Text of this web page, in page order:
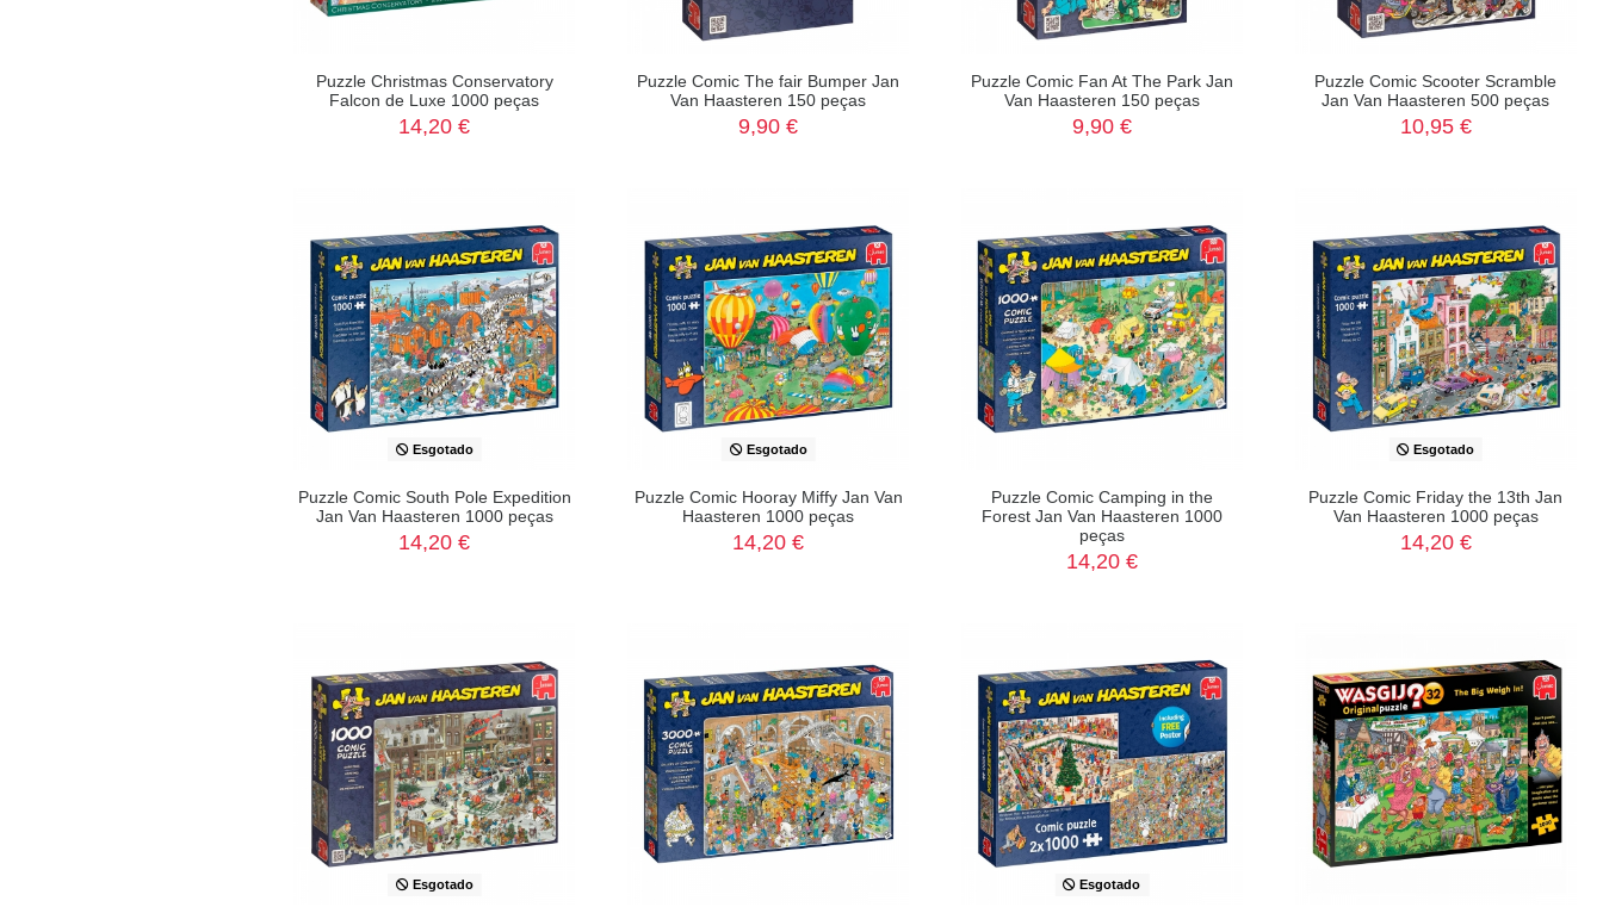
Puzzle Christmas Conservatory
Falcon de Luxe 1000 peças
14,20 €
Puzzle Comic The fair Bumper Jan
Van Haasteren 150 peças
9,90 €
Puzzle Comic Fan At The Park Jan
Van Haasteren 150 peças
9,90 €
Puzzle Comic Scooter Scramble
Jan Van Haasteren 500 peças
10,95 €
Esgotado
Puzzle Comic South Pole Expedition
Jan Van Haasteren 1000 peças
14,20 €
Esgotado
Puzzle Comic Hooray Miffy Jan Van
Haasteren 1000 peças
14,20 €
Puzzle Comic Camping in the
Forest Jan Van Haasteren 1000
peças
14,20 €
Esgotado
Puzzle Comic Friday the 13th Jan
Van Haasteren 1000 peças
14,20 €
Esgotado Esgotado